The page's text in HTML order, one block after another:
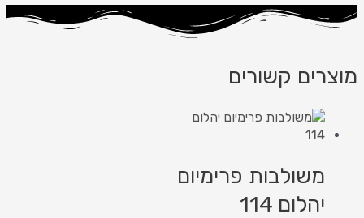
מוצרים קשורים
משולבות פרימיום
יהלום 114